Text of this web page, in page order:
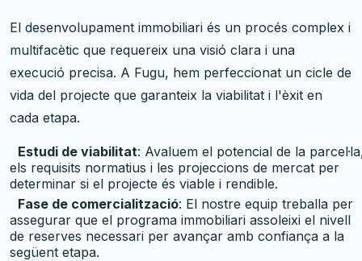
El desenvolupament immobiliari és un procés complex i
multifacètic que requereix una visió clara i una
execució precisa. A Fugu, hem perfeccionat un cicle de
vida del projecte que garanteix la viabilitat i l'èxit en
cada etapa.
Estudi de viabilitat: Avaluem el potencial de la
els requisits normatius i les projeccions de mercat per
determinar si el projecte és viable i rendible.
Fase de comercialització: El nostre equip treballa per
assegurar que el programa immobiliari assoleixi el nivell
de reserves necessari per avançar amb confiança a la
següent etapa.